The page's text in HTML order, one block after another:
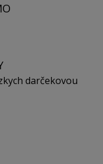
darčekovou